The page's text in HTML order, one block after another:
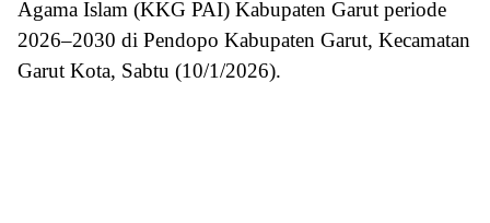
Agama Islam (KKG PAI) Kabupaten Garut periode
2026–2030 di Pendopo Kabupaten Garut, Kecamatan
Garut Kota, Sabtu (10/1/2026).